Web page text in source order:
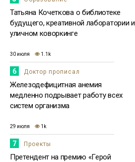
Татьяна Кочеткова о библиотеке
будущего, креативной лаборатории и
уличном коворкинге
30 июля 1.1k
6 Доктор прописал
Железодефицитная анемия
медленно подрывает работу всех
систем организма
29 июля 1k
7 Проекты
Претендент на премию «Герой